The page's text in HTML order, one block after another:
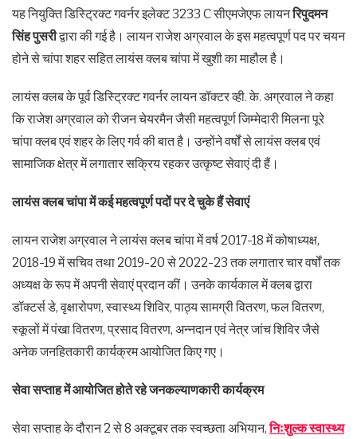
यह नियुक्ति डिस्ट्रिक्ट गवर्नर इलेक्ट 3233 C सीएमजेएफ लायनरिपुदमन
सिंह पुसरीद्वारा की गई है। लायन राजेश अग्रवाल के इस महत्वपूर्ण पद पर चयन
होने से चांपा शहर सहित लायंस क्लब चांपा में खुशी का माहौल है।
लायंस क्लब के पूर्व डिस्ट्रिक्ट गवर्नर लायन डॉक्टर व्ही. के. अग्रवाल ने कहा
कि राजेश अग्रवाल को रीजन चेयरमैन जैसी महत्वपूर्ण जिम्मेदारी मिलना पूरे
चांपा क्लब एवं शहर के लिए गर्व की बात है। उन्होंने वर्षों से लायंस क्लब एवं
सामाजिक क्षेत्र में लगातार सक्रिय रहकर उत्कृष्ट सेवाएं दी हैं।
लायंस क्लब चांपा में कई महत्वपूर्ण पदों पर दे चुके हैं सेवाएं
लायन राजेश अग्रवाल ने लायंस क्लब चांपा में वर्ष 2017-18 में कोषाध्यक्ष,
2018-19 में सचिव तथा 2019-20 से 2022-23 तक लगातार चार वर्षों तक
अध्यक्ष के रूप में अपनी सेवाएं प्रदान कीं। उनके कार्यकाल में क्लब द्वारा
डॉक्टर्स डे, वृक्षारोपण, स्वास्थ्य शिविर, पाठ्य सामग्री वितरण, फल वितरण,
स्कूलों में पंखा वितरण, प्रसाद वितरण, अन्नदान एवं नेत्र जांच शिविर जैसे
अनेक जनहितकारी कार्यक्रम आयोजित किए गए।
सेवा सप्ताह में आयोजित होते रहे जनकल्याणकारी कार्यक्रम
सेवा सप्ताह के दौरान 2 से 8 अक्टूबर तक स्वच्छता अभियान,निःशुल्क स्वास्थ्य